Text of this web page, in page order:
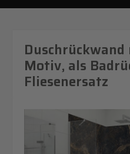
Motiv, als
Fliesenersatz
Bildergalerie überspringen